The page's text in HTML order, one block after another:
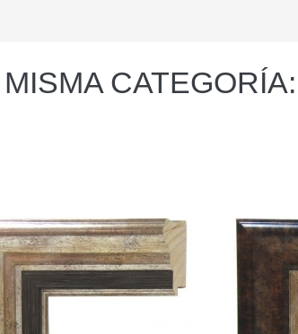
CATEGORÍA: